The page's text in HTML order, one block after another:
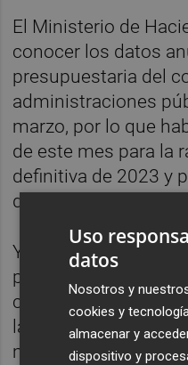
El Ministerio de
conocer los datos
presupuestaria del
administraciones
marzo, por lo que
de este mes para la
definitiva de 2023 y
del informe.
Ya en 2021 y 2022,
pandemia y sus
cuentas públicas, el
las administraciones
mejorar los
Uso
datos
Nosotros y
cookies y
almacenar y
dispositivo y